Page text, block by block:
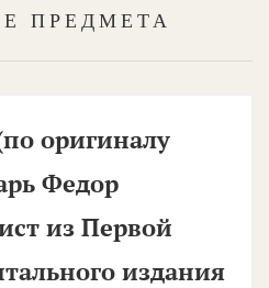
ПРЕДМЕТА
оригиналу
Федор
из Первой
издания